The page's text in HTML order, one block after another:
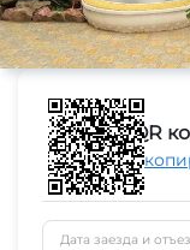
QR
Дата заезда и